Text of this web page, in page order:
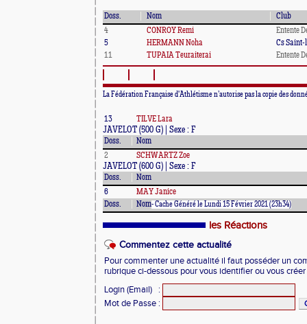
Doss. Nom
Club
4
CONROY Remi
Entente
5
HERMANN Noha
Cs Saint-
11
TUPAIA Teuraiterai Entente
La Fédération Française d'Athlétisme n’autorise pas la copie des
13 TILVE Lara
JAVELOT (500 G) | Sexe : F
Doss.
Nom
2
SCHWARTZ Zoe
JAVELOT (600 G) | Sexe : F
Doss.
Nom
6
MAY Janice
Doss.
Nom- Cache Généré le Lundi 15 Février 2021 (23h34)
les Réactions
Commentez cette actualité
Pour commenter une actualité il faut posséder un
rubrique ci-dessous pour vous identifier ou vous
Login (Email)
:
Mot de Passe :